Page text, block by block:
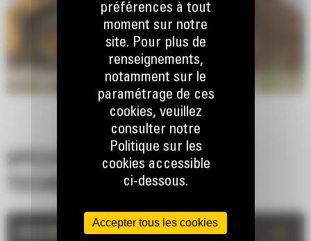
SPÉCIFICATIONS
TECHNIQUES
DESCRIPTION
préférences à tout
moment sur notre
site. Pour plus de
renseignements,
notamment sur le
paramétrage de ces
cookies, veuillez
consulter notre
Politique sur les
cookies accessible
ci-dessous.
Accepter tous les cookies